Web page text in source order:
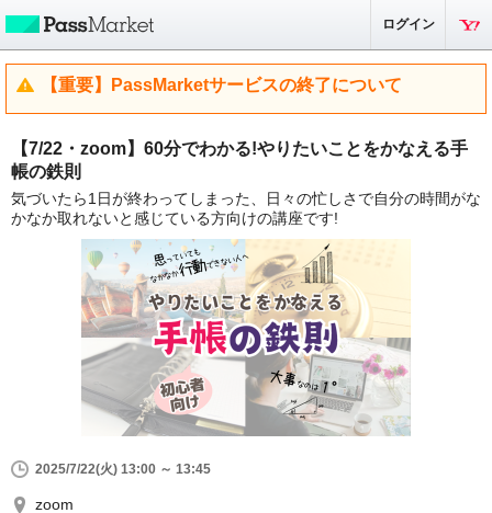
ログイン
【重要】PassMarketサービスの終了について
【7/22・zoom】60分でわかる!やりたいことをかなえる手
帳の鉄則
気づいたら1日が終わってしまった、日々の忙しさで自分の時間がな
かなか取れないと感じている方向けの講座です!
2025/7/22(火) 13:00 ～ 13:45
zoom